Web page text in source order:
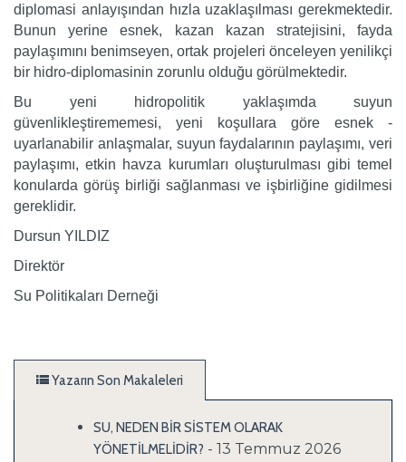
diplomasi anlayışından hızla uzaklaşılması gerekmektedir.
Bunun yerine esnek, kazan kazan stratejisini, fayda
paylaşımını benimseyen, ortak projeleri önceleyen yenilikçi
bir hidro-diplomasinin zorunlu olduğu görülmektedir.
Bu yeni hidropolitik yaklaşımda suyun
güvenlikleştirememesi, yeni koşullara göre esnek -
uyarlanabilir anlaşmalar, suyun faydalarının paylaşımı, veri
paylaşımı, etkin havza kurumları oluşturulması gibi temel
konularda görüş birliği sağlanması ve işbirliğine gidilmesi
gereklidir.
Dursun YILDIZ
Direktör
Su Politikaları Derneği
Yazarın Son Makaleleri
SU, NEDEN BİR SİSTEM OLARAK
YÖNETİLMELİDİR? - 13 Temmuz 2026